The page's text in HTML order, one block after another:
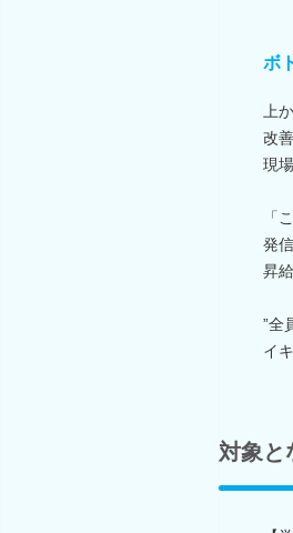
ボ
上
改
現
「
発
昇
”全
イ
対象と